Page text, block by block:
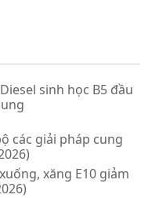
sinh học B5 đầu
các giải pháp cung
xăng E10 giảm